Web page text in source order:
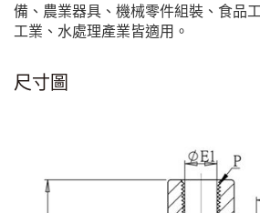
備、農業器具、機械零件組裝、食品
工業、水處理產業皆適用。
尺寸圖